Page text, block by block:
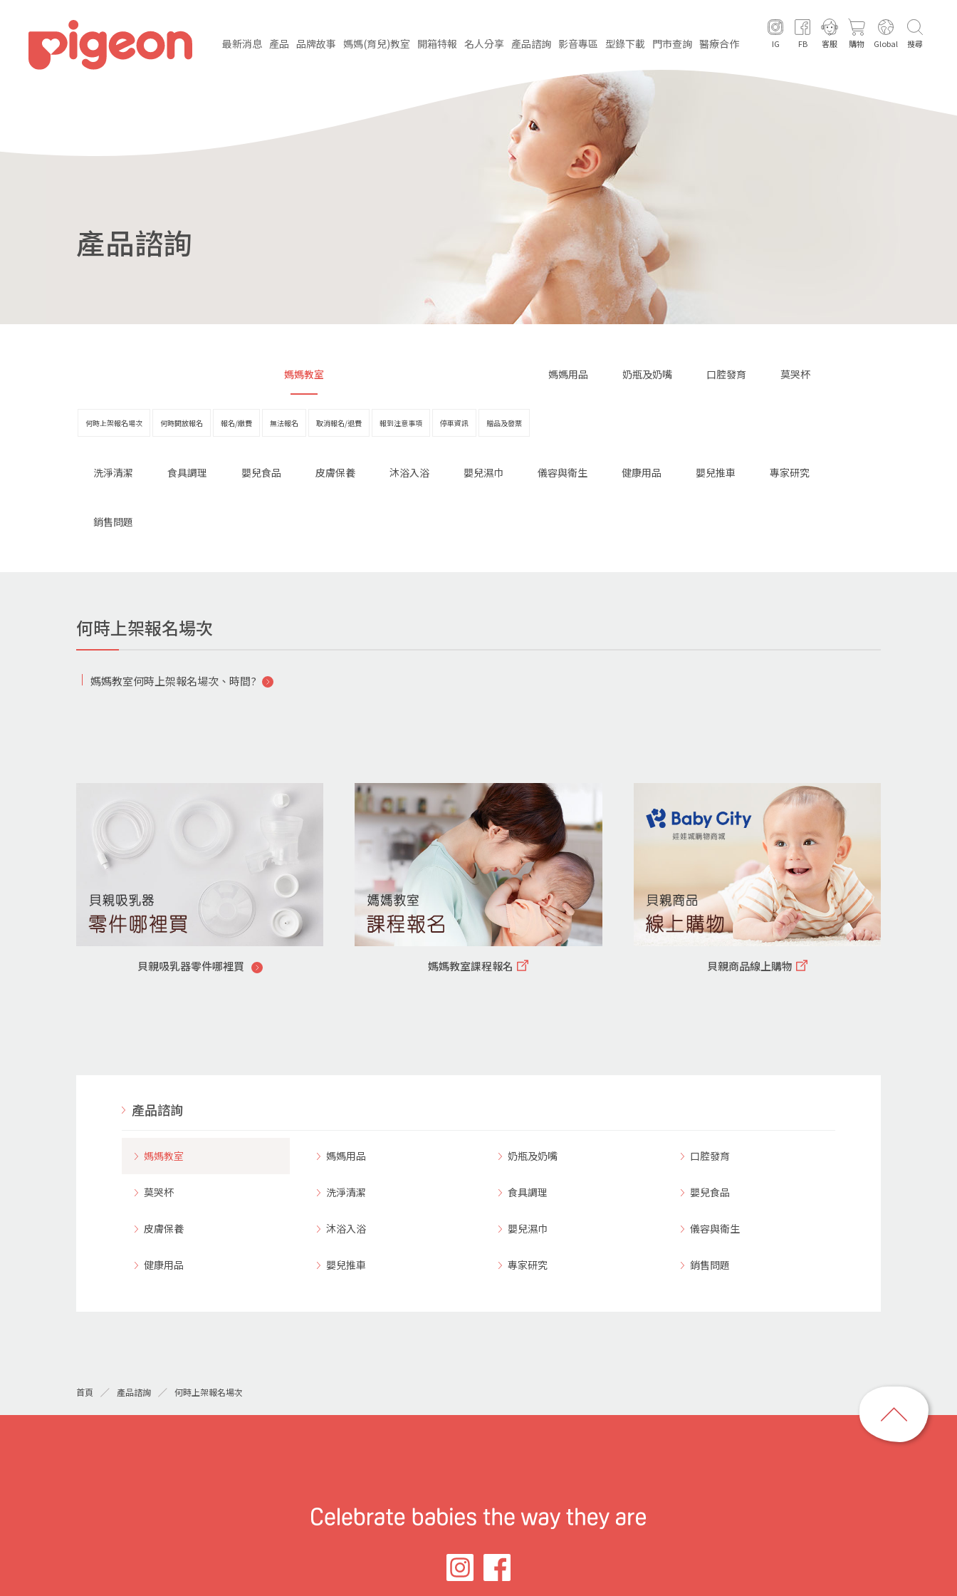
最新消息 產品 品牌故事 媽媽(育兒)教室 開箱特報 名人分享 產品諮詢 影音專區 型錄下載 門市查詢 醫療合作 IG FB 客服 購物 Global 搜尋
產品諮詢
媽媽教室
何時上架報名場次 何時開放報名 報名/繳費 無法報名 取消報名/退費 報到注意事項 停車資訊 贈品及發票
媽媽用品 奶瓶及奶嘴 口腔發育 莫哭杯
洗淨清潔 食具調理 嬰兒食品 皮膚保養 沐浴入浴 嬰兒濕巾 儀容與衛生 健康用品 嬰兒推車 專家研究
銷售問題
何時上架報名場次
媽媽教室何時上架報名場次、時間?
貝親吸乳器零件哪裡買 媽媽教室課程報名 貝親商品線上購物
產品諮詢
媽媽教室 媽媽用品 奶瓶及奶嘴 口腔發育
莫哭杯 洗淨清潔 食具調理 嬰兒食品
皮膚保養 沐浴入浴 嬰兒濕巾 儀容與衛生
健康用品 嬰兒推車 專家研究 銷售問題
首頁 產品諮詢 何時上架報名場次
回
到
頁